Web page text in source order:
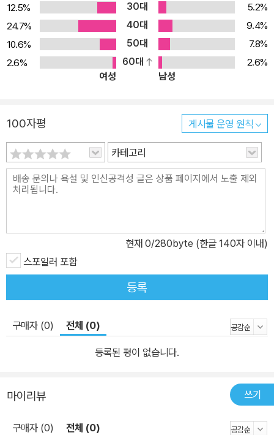
12.5%
30대
5.2%
24.7%
40대
9.4%
10.6%
50대
7.8%
2.6%
60대
2.6%
여성
남성
100자평 게시물 운영 원칙
카테고리
현재 0/280byte (한글 140자 이내)
스포일러 포함
등록
구매자 (0) 전체 (0)
등록된 평이 없습니다.
마이리뷰 쓰기
구매자 (0) 전체 (0)